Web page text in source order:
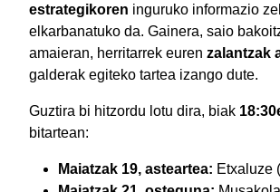
estrategikoren inguruko informazio
elkarbanatuko da. Gainera, saio
amaieran, herritarrek euren zalantzak
galderak egiteko tartea izango dute.
Guztira bi hitzordu lotu dira, biak
bitartean:
Maiatzak 19, asteartea: Etxaluze